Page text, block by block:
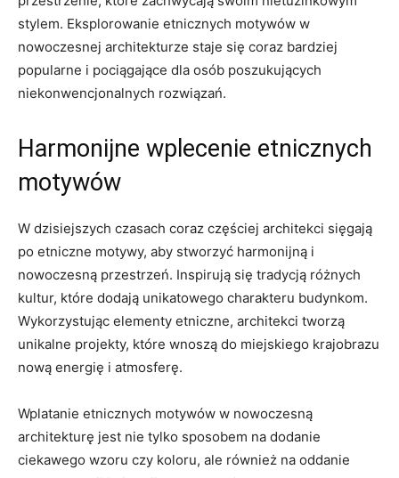
stylem. ‌Eksplorowanie etnicznych motywów w
nowoczesnej architekturze staje się coraz ⁤bardziej
popularne i pociągające​ dla osób poszukujących
niekonwencjonalnych rozwiązań.
Harmonijne wplecenie etnicznych
⁣motywów
W dzisiejszych czasach coraz częściej architekci sięgają
po etniczne motywy, aby‍ stworzyć harmonijną‍ i⁤
nowoczesną​ przestrzeń. Inspirują się tradycją różnych
⁢kultur, które dodają unikatowego charakteru budynkom.
Wykorzystując elementy etniczne, architekci‍ tworzą
unikalne projekty, które ‌wnoszą do ⁣miejskiego krajobrazu
nową energię i atmosferę.
Wplatanie etnicznych‍ motywów w nowoczesną
architekturę jest nie ​tylko sposobem ⁤na dodanie
ciekawego wzoru czy koloru, ale również na oddanie